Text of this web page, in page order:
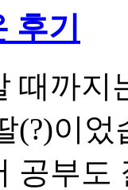
후기
때까지
(?)이
공부도